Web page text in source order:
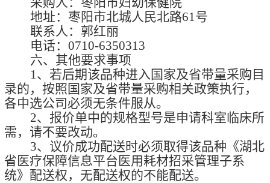
地址：枣阳市北城人民北路61号
联系人：郭红丽
电话： 0710-6350313
六、其他要求事项
1、若后期该品种进入国家及省带量采购目
录的，按照国家及省带量采购相关政策执行，
各中选公司必须无条件服从。
2、报价单中的规格型号是申请科室临床所
需，请不要改动。
3、议价成功配送时必须取得该品种 《湖北
省医疗保障信息平台医用耗材招采管理子系
统》 配送权，无配送权的不能配送。